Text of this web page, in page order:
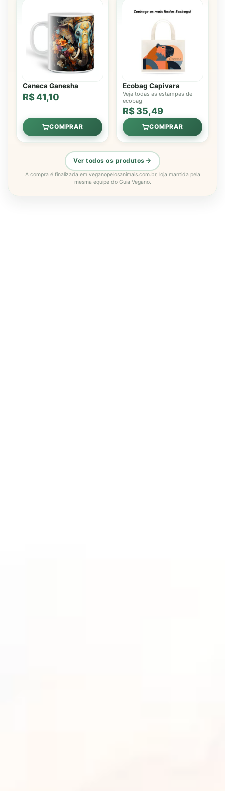
Caneca Ganesha
R$ 41,10
COMPRAR
Ecobag Capivara
Veja todas as estampas de
ecobag
R$ 35,49
COMPRAR
Ver todos os produtos
A compra é finalizada em veganopelosanimais.com.br, loja mantida pela
mesma equipe do Guia Vegano.